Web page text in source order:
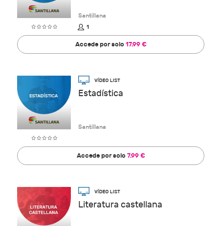
Santillana
1
Accede por solo17.99 €
Estadística
Santillana
Accede por solo7.99 €
Literatura castellana